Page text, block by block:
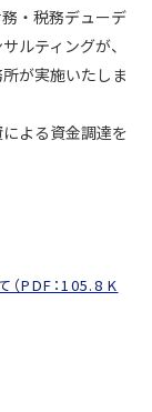
・税務デューデ
ルティングが、
が実施いたしま
よる資金調達を
PDF：105.8 K